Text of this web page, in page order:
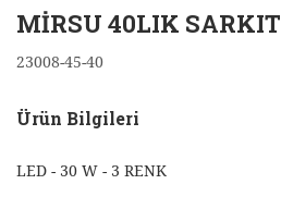
MİRSU 40LIK SARKIT
23008-45-40
Ürün Bilgileri
LED - 30 W - 3 RENK